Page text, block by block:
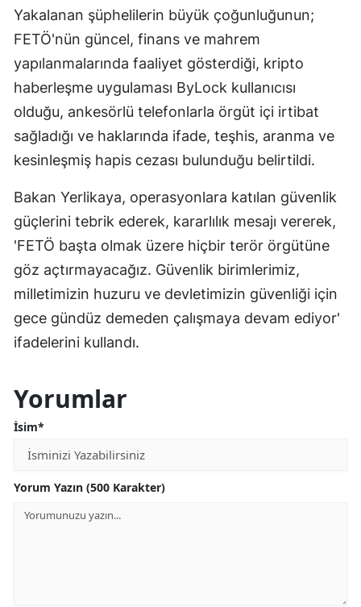
Yakalanan şüphelilerin büyük çoğunluğunun;
FETÖ'nün güncel, finans ve mahrem
yapılanmalarında faaliyet gösterdiği, kripto
haberleşme uygulaması ByLock kullanıcısı
olduğu, ankesörlü telefonlarla örgüt içi irtibat
sağladığı ve haklarında ifade, teşhis, aranma ve
kesinleşmiş hapis cezası bulunduğu belirtildi.
Bakan Yerlikaya, operasyonlara katılan güvenlik
güçlerini tebrik ederek, kararlılık mesajı vererek,
'FETÖ başta olmak üzere hiçbir terör örgütüne
göz açtırmayacağız. Güvenlik birimlerimiz,
milletimizin huzuru ve devletimizin güvenliği için
gece gündüz demeden çalışmaya devam ediyor'
ifadelerini kullandı.
Yorumlar
İsim*
Yorum Yazın (500 Karakter)